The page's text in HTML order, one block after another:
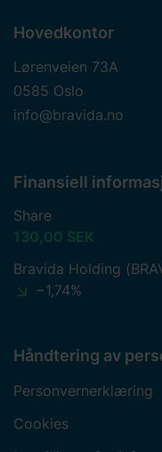
Hovedkontor
Lørenveien 73A
0585 Oslo
info@bravida.no
Finansiell
Share
130,00 SEK
Bravida Holding
−1,74%
Håndtering av
Personvernerklæring
Cookies